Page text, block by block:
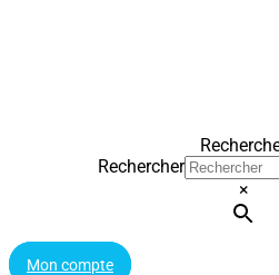
Rechercher
×
Mon compte